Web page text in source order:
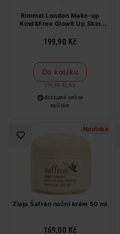
Rimmel London Make-up
Kind&Free GlowIt Up Skin
199,90 Kč
Do košíku
199,90 Kč / ks
dostupné online
načítám
Novinka
Ziaja Šafrán noční krém 50 ml
169,00 Kč